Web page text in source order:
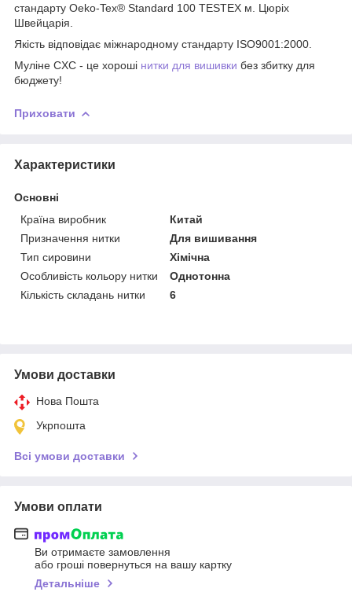
стандарту Oeko-Tex® Standard 100 TESTEX м. Цюріх
Швейцарія.
Якість відповідає міжнародному стандарту ISO9001:2000.
​​Муліне CXC - це хороші нитки для вишивки без збитку для
бюджету!
Приховати
Характеристики
Основні
Країна виробник
Китай
Призначення нитки
Для вишивання
Тип сировини
Хімічна
Особливість кольору нитки
Однотонна
Кількість складань нитки
6
Умови доставки
Нова Пошта
Укрпошта
Всі умови доставки
Умови оплати
Ви отримаєте замовлення
або гроші повернуться на вашу картку
Детальніше